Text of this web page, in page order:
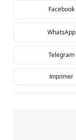
Facebook
WhatsApp
Telegram
Imprimer